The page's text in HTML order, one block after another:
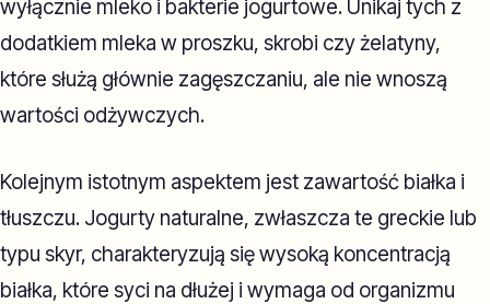
wyłącznie mleko i bakterie jogurtowe. Unikaj tych z
dodatkiem mleka w proszku, skrobi czy żelatyny,
które służą głównie zagęszczaniu, ale nie wnoszą
wartości odżywczych.
Kolejnym istotnym aspektem jest zawartość białka i
tłuszczu. Jogurty naturalne, zwłaszcza te greckie lub
typu skyr, charakteryzują się wysoką koncentracją
białka, które syci na dłużej i wymaga od organizmu